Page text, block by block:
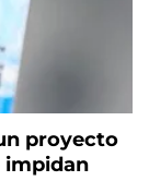
proyecto
impidan